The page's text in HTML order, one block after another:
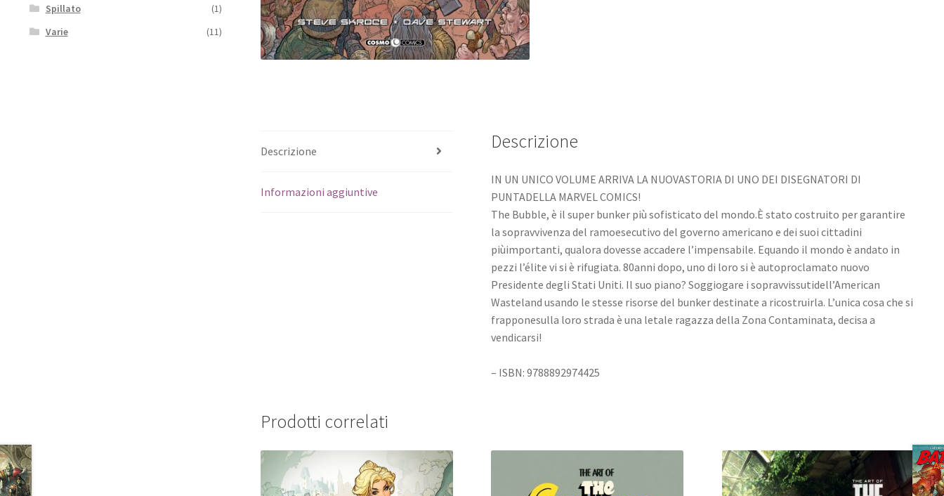
Descrizione
Informazioni aggiuntive
Descrizione
IN UN UNICO VOLUME ARRIVA LA NUOVASTORIA DI UNO DEI DISEGNATORI DI
PUNTADELLA MARVEL COMICS!
The Bubble, è il super bunker più sofisticato del mondo.È stato costruito per garantire
la sopravvivenza del ramoesecutivo del governo americano e dei suoi cittadini
piùimportanti, qualora dovesse accadere l’impensabile. Equando il mondo è andato in
pezzi l’élite vi si è rifugiata. 80anni dopo, uno di loro si è autoproclamato nuovo
Presidente degli Stati Uniti. Il suo piano? Soggiogare i sopravvissutidell’American
Wasteland usando le stesse risorse del bunker destinate a ricostruirla. L’unica cosa che si
frapponesulla loro strada è una letale ragazza della Zona Contaminata, decisa a
vendicarsi!
– ISBN: 9788892974425
Prodotti correlati
Spillato
(1)
Varie
(11)